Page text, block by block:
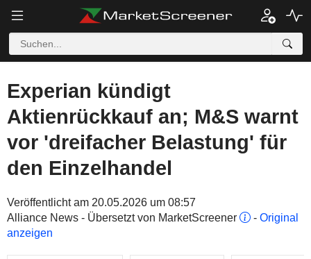
Experian kündigt
Aktienrückkauf an; M&S warnt
vor 'dreifacher Belastung' für
den Einzelhandel
Veröffentlicht am 20.05.2026 um 08:57
Alliance News - Übersetzt von MarketScreener
- Original
anzeigen